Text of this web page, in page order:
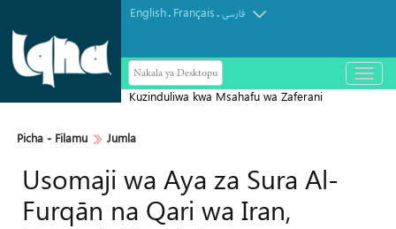
English. Français.فارسی
Nakala ya Desktopu
باز
و
Kuzinduliwa kwa Msahafu wa Zaferani
Picha‎ - Filamu‎
Jumla
Usomaji wa Aya za Sura Al-
Furqān na Qari wa Iran,